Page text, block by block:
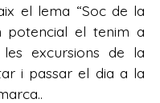
el lema “Soc de la
potencial el tenim a
excursions de la
i passar el dia a la